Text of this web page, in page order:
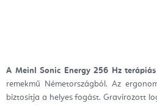
A Meinl Sonic Energy 256 Hz
remekmű Németországból. Az
biztosítja a helyes fogást. Gravírozott